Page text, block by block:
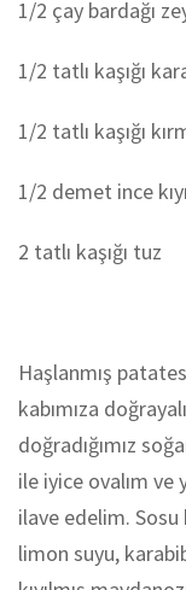
1/2 çay bardağı
1/2 tatlı kaşığı
1/2 tatlı kaşığı
1/2 demet ince
2 tatlı kaşığı tuz
Haşlanmış
kabımıza
doğradığımız
ile iyice ovalım ve
ilave edelim.
limon suyu,